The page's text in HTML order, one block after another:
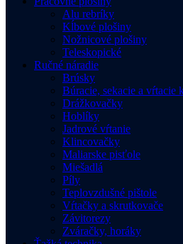
Alu rebríky
Kĺbové plošiny
Nožnicové plošiny
Teleskopické
Ručné náradie
Brúsky
Búracie, sekacie a vŕtacie
Drážkovačky
Hoblíky
Jadrové vŕtanie
Klincovačky
Maliarske pisťole
Miešadlá
Píly
Teplovzdušné pištole
Vŕtačky a skrutkovače
Závitorezy
Zváračky, horáky